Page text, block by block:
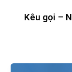
Kêu gọi –